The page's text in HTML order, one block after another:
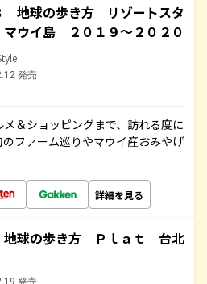
地球の歩き方 リゾートスタ
ウイ島 ２０１９～２０２０
発売
＆ショッピングまで、訪れる度に
ファーム巡りやマウイ産おみやげ
詳細を見る
球の歩き方 Ｐｌａｔ 台北
発売